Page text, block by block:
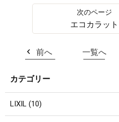
エコカラット
前へ 一覧へ
カテゴリー
LIXIL (10)